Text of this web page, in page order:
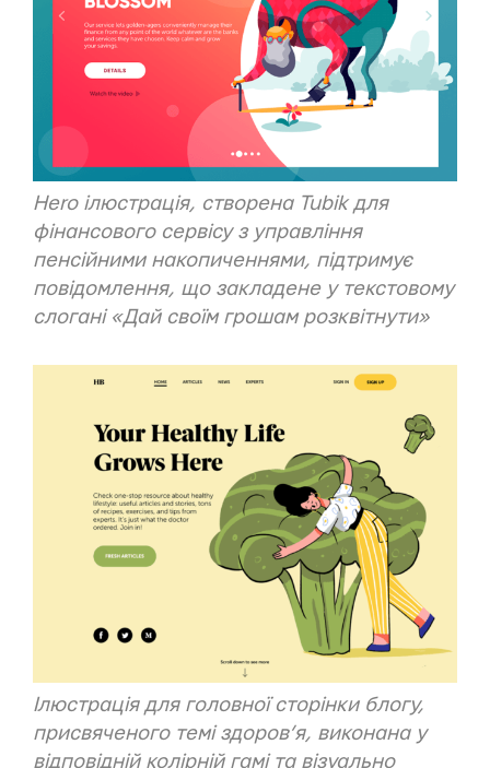
Hero ілюстрація, створена Tubik для
фінансового сервісу з управління
пенсійними накопиченнями, підтримує
повідомлення, що закладене у текстовому
слогані «Дай своїм грошам розквітнути»
Ілюстрація для головноїсторінки блогу,
присвяченого темі здоров’я, виконана у
відповідній колірній гамі та візуально